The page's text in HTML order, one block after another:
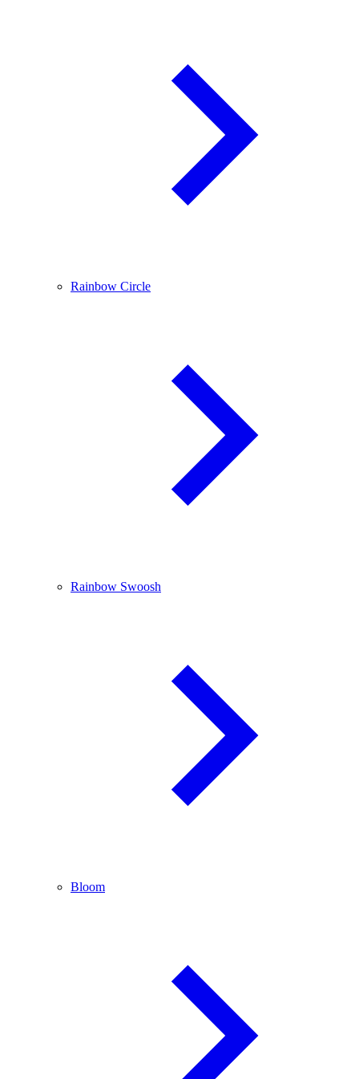
Rainbow Circle
Rainbow Swoosh
Bloom